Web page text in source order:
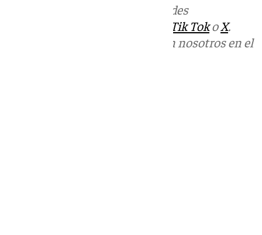
en las redes
Tik TokoX.
Puedes ponerte en contacto con nosotros en el